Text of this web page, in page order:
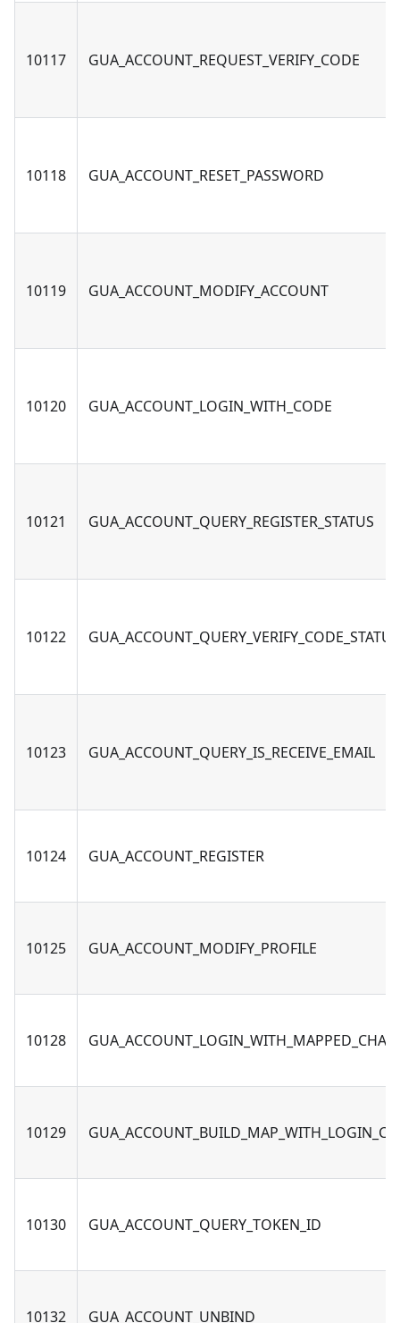
10117 GUA_ACCOUNT_REQUEST_VERIFY_CODE
10118 GUA_ACCOUNT_RESET_PASSWORD
10119 GUA_ACCOUNT_MODIFY_ACCOUNT
10120 GUA_ACCOUNT_LOGIN_WITH_CODE
10121 GUA_ACCOUNT_QUERY_REGISTER_STATUS
10122 GUA_ACCOUNT_QUERY_VERIFY_CODE_STATUS
10123 GUA_ACCOUNT_QUERY_IS_RECEIVE_EMAIL
10124 GUA_ACCOUNT_REGISTER
10125 GUA_ACCOUNT_MODIFY_PROFILE
10128
10129
10130 GUA_ACCOUNT_QUERY_TOKEN_ID
10132 GUA_ACCOUNT_UNBIND